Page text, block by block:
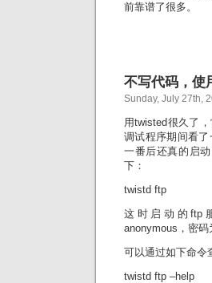
前靠谱了很多。
不写代码，
Sunday, July 27th,
用twisted很久了
调试程序期间看
一番后还真的启
下：
twistd ftp
这时启动的ftp
anonymous，密
可以通过如下命令
twistd ftp –help